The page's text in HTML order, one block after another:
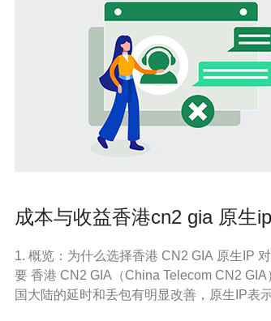
成本与收益香港cn2 gia 原生
1. 概览：为什么选择香港 CN2 GIA 原生IP
要 香港 CN2 GIA（China Telecom CN2 GIA
国大陆的延时和丢包有明显改善，原生IP表